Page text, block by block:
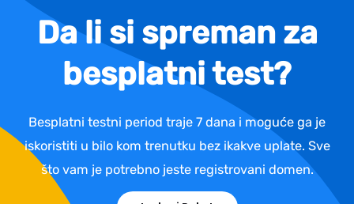
Da li si spreman za
besplatni test?
Besplatni testni period traje 7 dana i moguće ga je
iskoristiti u bilo kom trenutku bez ikakve uplate. Sve
što vam je potrebno jeste registrovani domen.